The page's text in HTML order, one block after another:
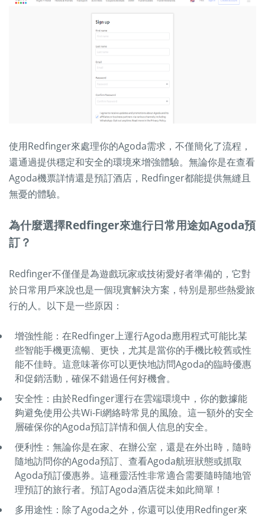
使用Redfinger來處理你的Agoda需求，不僅簡化了流程，
還通過提供穩定和安全的環境來增強體驗。無論你是在查看
Agoda機票詳情還是預訂酒店，Redfinger都能提供無縫且
無憂的體驗。
為什麼選擇Redfinger來進行日常用途如Agoda預
訂？
Redfinger不僅僅是為遊戲玩家或技術愛好者準備的，它對
於日常用戶來說也是一個現實解決方案，特別是那些熱愛旅
行的人。以下是一些原因：
增強性能：在Redfinger上運行Agoda應用程式可能比某
些智能手機更流暢、更快，尤其是當你的手機比較舊或性
能不佳時。這意味著你可以更快地訪問Agoda的臨時優惠
和促銷活動，確保不錯過任何好機會。
安全性：由於Redfinger運行在雲端環境中，你的數據能
夠避免使用公共Wi-Fi網絡時常見的風險。這一額外的安全
層確保你的Agoda預訂詳情和個人信息的安全。
便利性：無論你是在家、在辦公室，還是在外出時，隨時
隨地訪問你的Agoda預訂、查看Agoda航班狀態或抓取
Agoda預訂優惠券。這種靈活性非常適合需要隨時隨地管
理預訂的旅行者。預訂Agoda酒店從未如此簡單！
多用途性：除了Agoda之外，你還可以使用Redfinger來